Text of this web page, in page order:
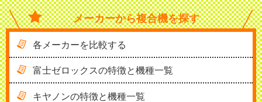
メーカーから複合機を探す
各メーカーを比較する
富士ゼロックスの特徴と機種一覧
キヤノンの特徴と機種一覧